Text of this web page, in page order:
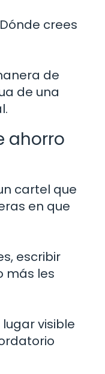
crees
de
de una
ahorro
cartel que
en que
escribir
más les
visible